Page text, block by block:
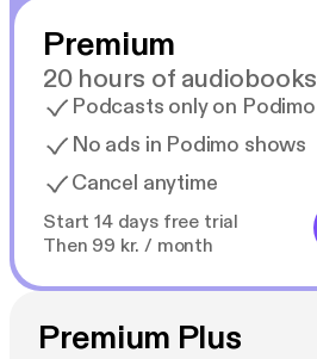
Premium
20 hours of audiobooks
Podcasts only on Podimo
No ads in Podimo shows
Cancel anytime
Start 14 days free trial
Then 99 kr. / month
Premium Plus